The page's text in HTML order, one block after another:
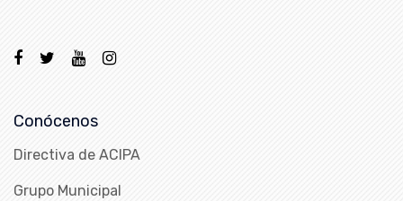
Conócenos
Directiva de ACIPA
Grupo Municipal